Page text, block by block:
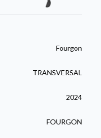
Fourgon
TRANSVERSAL
2024
FOURGON